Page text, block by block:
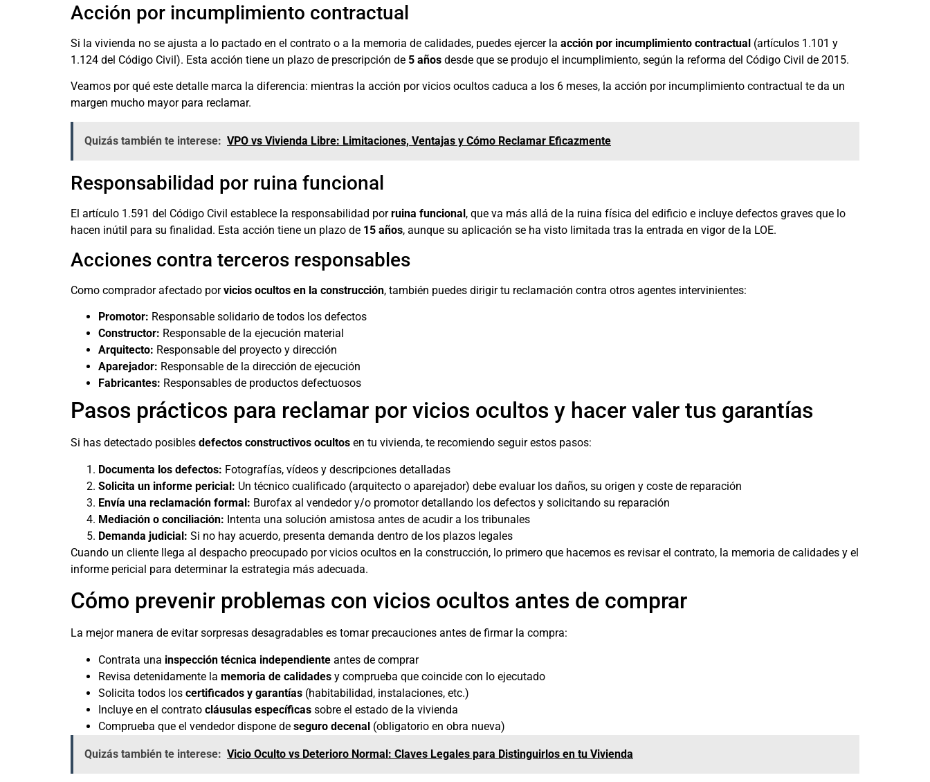
Acción por incumplimiento contractual
Si la vivienda no se ajusta a lo pactado en el contrato o a la memoria de calidades, puedes ejercer la acción por incumplimiento contractual (artículos 1.101 y
1.124 del Código Civil). Esta acción tiene un plazo de prescripción de 5 años desde que se produjo el incumplimiento, según la reforma del Código Civil de 2015.
Veamos por qué este detalle marca la diferencia: mientras la acción por vicios ocultos caduca a los 6 meses, la acción por incumplimiento contractual te da un
margen mucho mayor para reclamar.
Quizás también te interese: VPO vs Vivienda Libre: Limitaciones, Ventajas y Cómo Reclamar Eficazmente
Responsabilidad por ruina funcional
El artículo 1.591 del Código Civil establece la responsabilidad porruina funcional, que va más allá de la ruina física del edificio e incluye defectos graves que lo
hacen inútil para su finalidad. Esta acción tiene un plazo de 15 años, aunque su aplicación se ha visto limitada tras la entrada en vigor de la LOE.
Acciones contra terceros responsables
Como comprador afectado porvicios ocultos en la construcción, también puedes dirigir tu reclamación contra otros agentes intervinientes:
Promotor: Responsable solidario de todos los defectos
Constructor: Responsable de la ejecución material
Arquitecto: Responsable del proyecto y dirección
Aparejador: Responsable de la dirección de ejecución
Fabricantes: Responsables de productos defectuosos
Pasos prácticos para reclamar por vicios ocultos y hacer valer tus garantías
Si has detectado posibles defectos constructivos ocultos en tu vivienda, te recomiendo seguir estos pasos:
Documenta los defectos: Fotografías, vídeos y descripciones detalladas
Solicita un informe pericial: Un técnico cualificado (arquitecto o aparejador) debe evaluar los daños, su origen y coste de reparación
Envía una reclamación formal: Burofax al vendedor y/o promotor detallando los defectos y solicitando su reparación
Mediación o conciliación: Intenta una solución amistosa antes de acudir a los tribunales
Demanda judicial: Si no hay acuerdo, presenta demanda dentro de los plazos legales
Cuando un cliente llega al despacho preocupado por vicios ocultos en la construcción, lo primero que hacemos es revisar el contrato, la memoria de calidades y el
informe pericial para determinar la estrategia más adecuada.
Cómo prevenir problemas con vicios ocultos antes de comprar
La mejor manera de evitar sorpresas desagradables es tomar precauciones antes de firmar la compra:
Contrata una inspección técnica independiente antes de comprar
Revisa detenidamente la memoria de calidades y comprueba que coincide con lo ejecutado
Solicita todos los certificados y garantías (habitabilidad, instalaciones, etc.)
Incluye en el contrato cláusulas específicas sobre el estado de la vivienda
Comprueba que el vendedor dispone de seguro decenal (obligatorio en obra nueva)
Quizás también te interese: Vicio Oculto vs Deterioro Normal: Claves Legales para Distinguirlos en tu Vivienda